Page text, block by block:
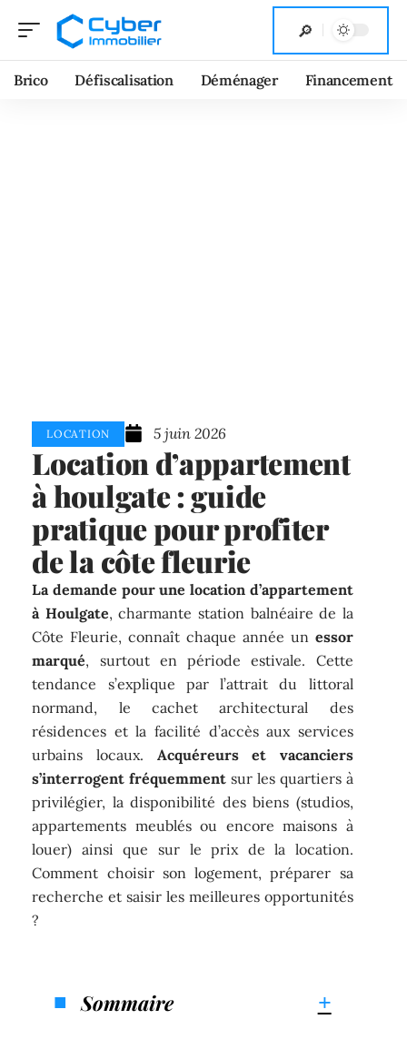
Brico Défiscalisation Déménager Financement
LOCATION 5 juin 2026
Location d’appartement
à houlgate : guide
pratique pour profiter
de la côte fleurie
La demande pour une location d’appartement
à Houlgate, charmante station balnéaire de la
Côte Fleurie, connaît chaque année un essor
marqué, surtout en période estivale. Cette
tendance s’explique par l’attrait du littoral
normand, le cachet architectural des
résidences et la facilité d’accès aux services
urbains locaux. Acquéreurs et vacanciers
s’interrogent fréquemment sur les quartiers à
privilégier, la disponibilité des biens (studios,
appartements meublés ou encore maisons à
louer) ainsi que sur le prix de la location.
Comment choisir son logement, préparer sa
recherche et saisir les meilleures opportunités
?
Sommaire